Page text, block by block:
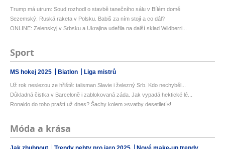
Trump má utrum: Soud rozhodl o stavbě tanečního sálu v Bílém domě
Sezemský: Ruská raketa v Polsku. Babiš za ním stojí a co dál?
ONLINE: Zelenskyj v Srbsku a Ukrajina udeřila na další sklad Wildberri...
Sport
MS hokej 2025 Biatlon Liga mistrů
Už rok neslezou ze hřiště: talisman Slavie i železný Srb. Kdo nechyběl...
Důkladná čistka v Barceloně i zablokovaná záda. Jak vypadá hektické lé...
Ronaldo do toho praští už dnes? Šachy kolem »svatby desetiletí«!
Móda a krása